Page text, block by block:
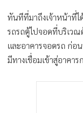
News1
Gotomanager
ทันทีที่มาถึงเจ้าหน้าที่
รถรถตู้ไปจอดที่บริเวณ
และอาคารจอดรถ ก่อ
มีทางเชื่อมเข้าสู่อาคา